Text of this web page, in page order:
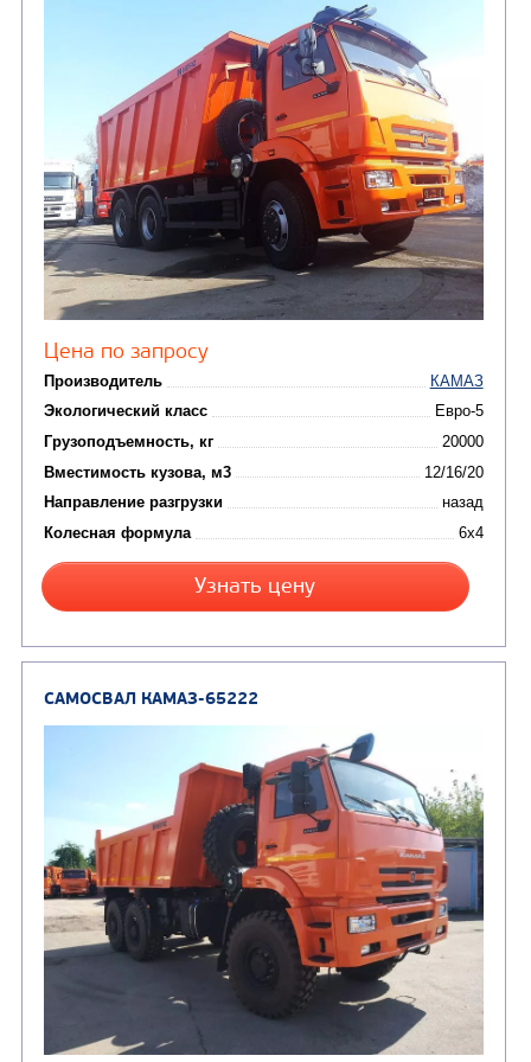
АВТОБУСЫ
Вахтовые автобусы (3)
АВТОЦИСТЕРНЫ
Автотопливозаправщики
CHAMELEON (г. Егорьевск)(8)
Молоковозы, водовозы
Автогудронаторы(8)
Крано-
установки (КМУ)
КОММУНАЛЬНАЯ
ТЕХНИКА
Комбинированные
машины(18)
Вакуумные машины
Илососные машины
Каналопромывочные
Мусоровозы
САМОСВАЛ КАМАЗ-6520